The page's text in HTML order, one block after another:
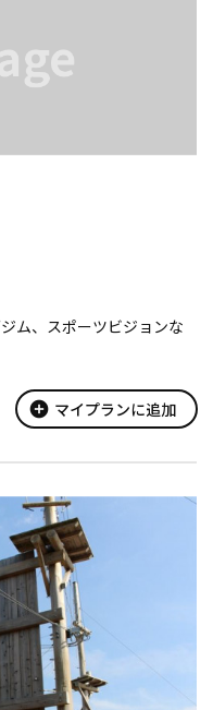
ム、スポーツビジョンな
add_circle マイプランに追加